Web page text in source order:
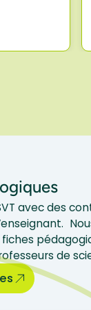
avec des
de